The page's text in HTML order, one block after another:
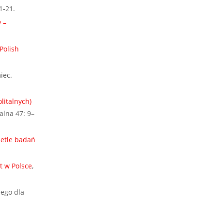
21.
–
47: 9–
badań
w Polsce,
dla